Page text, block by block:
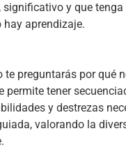
y que
aprendizaje.
preguntarás por qué
permite tener
y destrezas
valorando la